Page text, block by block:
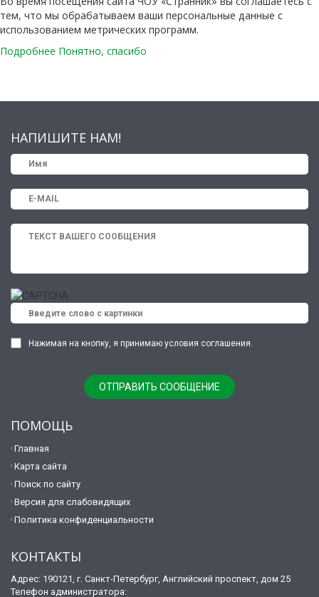
тем, что мы обрабатываем ваши персональные данные с
использованием метрических программ.
Подробнее Понятно, спасибо
НАПИШИТЕ НАМ!
Нажимая на кнопку, я принимаю условия соглашения.
ПОМОЩЬ
Главная
Карта сайта
Поиск по сайту
Версия для слабовидящих
Политика конфиденциальности
КОНТАКТЫ
Адрес: 190121, г. Санкт-Петербург, Английский проспект, дом 25
Телефон администратора: